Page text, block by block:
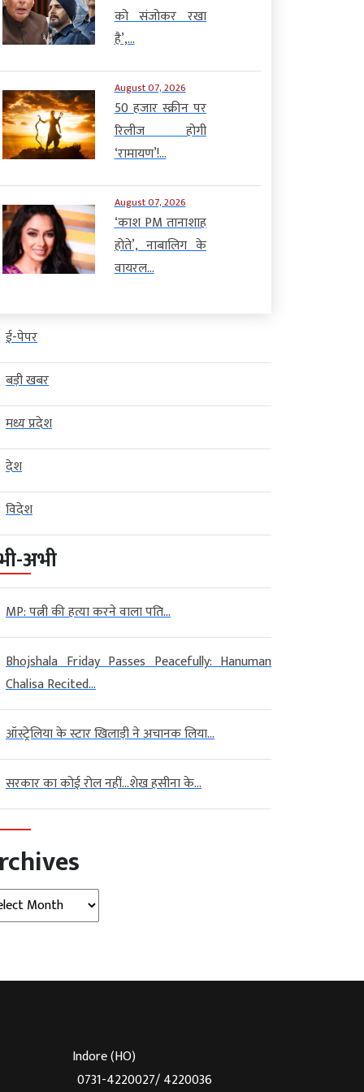
मुख्यमंत्री एयरपोर्ट पर अगवानी कर
साथ जाएंगे, जहां पर जजेस गेस्ट हाउस
मंत्रालय 2,500 से अधिक लॉजिस्टिक्स ड्रोन
(Logistics drone) खरीदने की तैयारी में
लद्दाख और अरुणाचल प्रदेश जैसे ऊंचाई वाले
[…]
को संजोकर रखा
है’,...
August 07, 2026
50 हजार स्क्रीन पर
रिलीज होगी
‘रामायण’!...
August 07, 2026
‘काश PM तानाशाह
होते’, नाबालिग के
वायरल...
ई-पेपर
बड़ी खबर
मध्य प्रदेश
देश
विदेश
अभी
MP: पत्नी की हत्या करने वाला पति...
Bhojshala Friday Passes Peacefully: Hanuman
Chalisa Recited...
ऑस्ट्रेलिया के स्टार खिलाड़ी ने अचानक लिया...
सरकार का कोई रोल नहीं…शेख हसीना के...
Indore (HO)
0731-4220027/ 4220036